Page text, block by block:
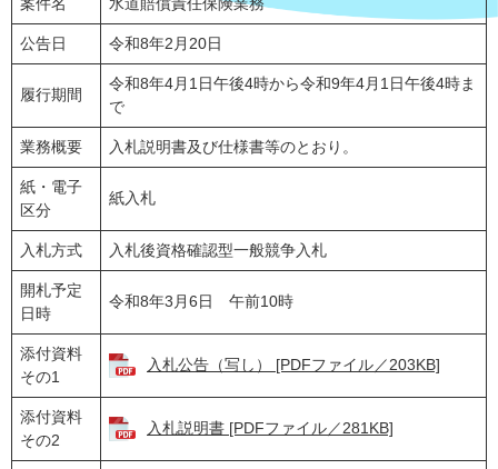
公告日 令和8年2月20日
履行期間
令和8年4月1日午後4時から令和9年4月1日午後4時ま
で
業務概要 入札説明書及び仕様書等のとおり。
紙・電子
区分
紙入札
入札方式 入札後資格確認型一般競争入札
開札予定
日時
令和8年3月6日 午前10時
添付資料
その1
入札公告（写し） [PDFファイル／203KB]
添付資料
その2
入札説明書 [PDFファイル／281KB]